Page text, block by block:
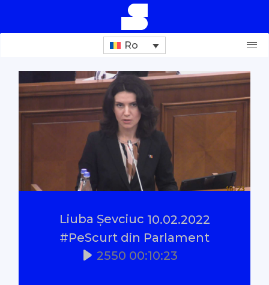
Investigații
Documentare
Interviu cu sens
Donează
Ro
Liuba Șevciuc 10.02.2022
#PeScurt din Parlament
2550 00:10:23